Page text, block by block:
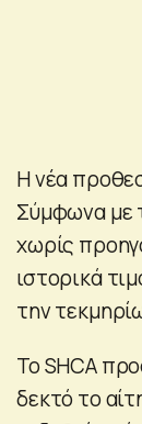
Η νέα
Σύμφωνα με
χωρίς
ιστορικά
την
Το SHCA
δεκτό το